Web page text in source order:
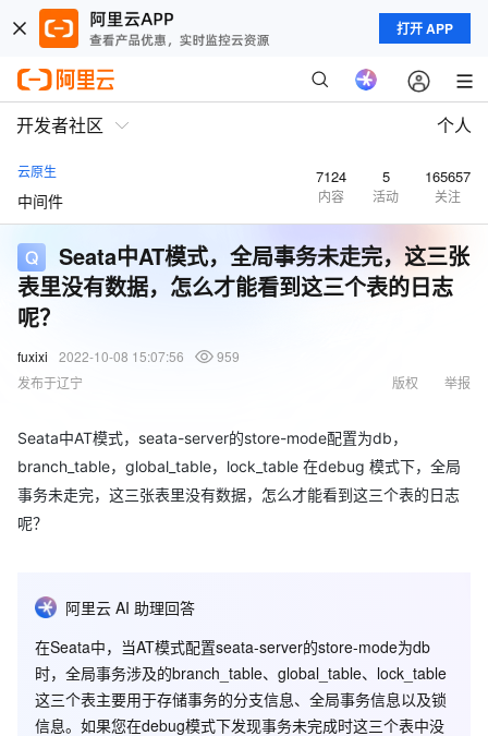
打开 APP
开发者社区 个人
云原生
中间件
7124
内容
5
活动
165657
关注
Seata中AT模式，全局事务未走完，这三张
表里没有数据，怎么才能看到这三个表的日志
呢？
fuxixi 2022-10-08 15:07:56
959
发布于辽宁
举报
版权
Seata中AT模式，seata-server的store-mode配置为db，
branch_table，global_table，lock_table 在debug 模式下，全局
事务未走完，这三张表里没有数据，怎么才能看到这三个表的日志
呢？
阿里云 AI 助理回答
在Seata中，当AT模式配置seata-server的store-mode为db
时，全局事务涉及的branch_table、global_table、lock_table
这三个表主要用于存储事务的分支信息、全局事务信息以及锁
信息。如果您在debug模式下发现事务未完成时这三个表中没